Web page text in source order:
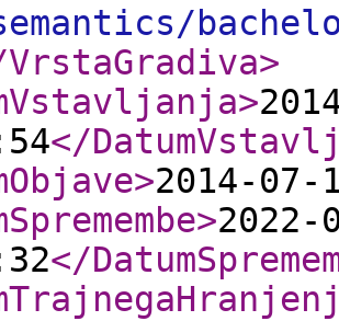
>
>
</
>2014-07-
>2022-
</